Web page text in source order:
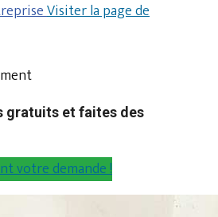
Visiter la page de
gratuits et faites des
votre demande !